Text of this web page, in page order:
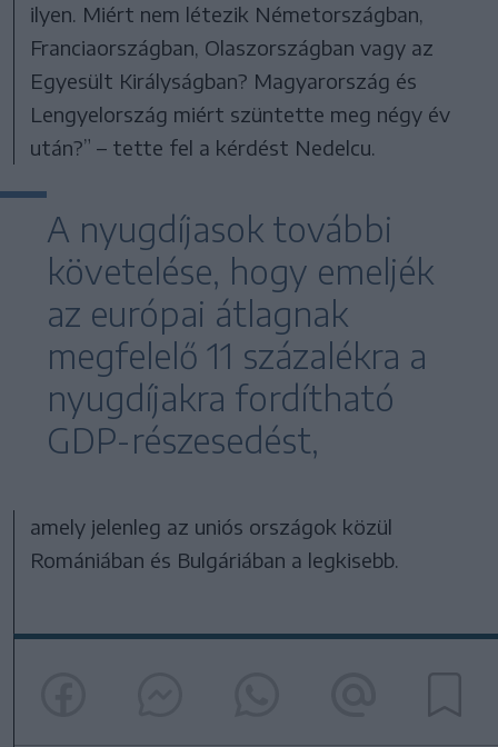
ilyen. Miért nem létezik Németországban,
Franciaországban, Olaszországban vagy az
Egyesült Királyságban? Magyarország és
Lengyelország miért szüntette meg négy év
után?” – tette fel a kérdést Nedelcu.
A nyugdíjasok további
követelése, hogy emeljék
az európai átlagnak
megfelelő 11 százalékra a
nyugdíjakra fordítható
GDP-részesedést,
amely jelenleg az uniós országok közül
Romániában és Bulgáriában a legkisebb.